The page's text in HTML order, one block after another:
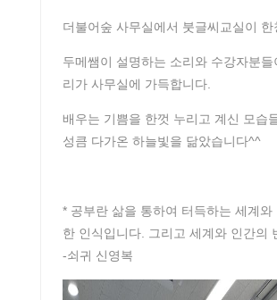
더불어숲 사무실에서 붓글씨교실이 한
두메쌤이 설명하는 소리와 수강자분들
리가 사무실에 가득합니다.
배우는 기쁨을 한껏 누리고 계신 모습
성큼 다가온 하늘빛을 닮았습니다^^
* 공부란 삶을 통하여 터득하는 세계와
한 인식입니다. 그리고 세계와 인간의
-쇠귀 신영복